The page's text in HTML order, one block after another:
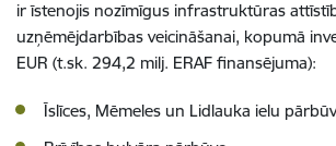
ir īstenojis nozīmīgus infrastruktūras
uzņēmējdarbības veicināšanai, kopumā
EUR (t.sk. 294,2 milj. ERAF finansējuma):
Īslīces, Mēmeles un Lidlauka ielu